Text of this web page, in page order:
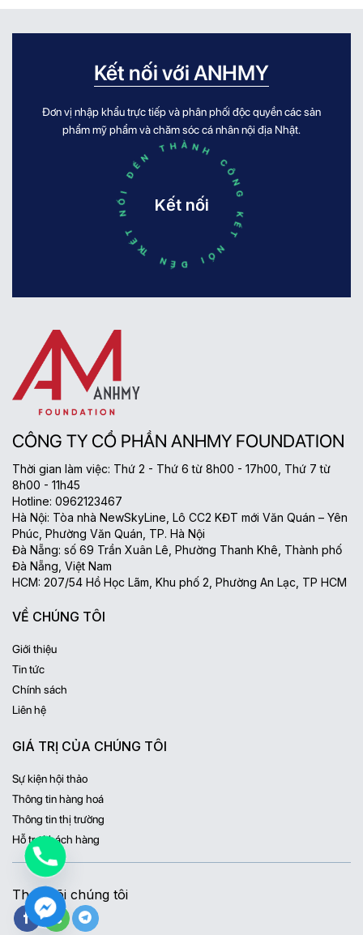
Kết nối với ANHMY
Đơn vị nhập khẩu trực tiếp và phân phối độc quyền các sản
phẩm mỹ phẩm và chăm sóc cá nhân nội địa Nhật.
KẾT NỐI ĐẾN THÀNH CÔNG KẾT NỐI ĐẾN THÀNH CÔNG
Kết nối
CÔNG TY CỔ PHẦN ANHMY FOUNDATION
Thời gian làm việc: Thứ 2 - Thứ 6 từ 8h00 - 17h00, Thứ 7 từ
8h00 - 11h45
Hotline: 0962123467
Hà Nội: Tòa nhà NewSkyLine, Lô CC2 KĐT mới Văn Quán – Yên
Phúc, Phường Văn Quán, TP. Hà Nội
Đà Nẵng: số 69 Trần Xuân Lê, Phường Thanh Khê, Thành phố
Đà Nẵng, Việt Nam
HCM: 207/54 Hồ Học Lãm, Khu phố 2, Phường An Lạc, TP HCM
VỀ CHÚNG TÔI
Giới thiệu
Tin tức
Chính sách
Liên hệ
GIÁ TRỊ CỦA CHÚNG TÔI
Sự kiện hội thảo
Thông tin hàng hoá
Thông tin thị trường
Hỗ trợ khách hàng
Theo dõi chúng tôi